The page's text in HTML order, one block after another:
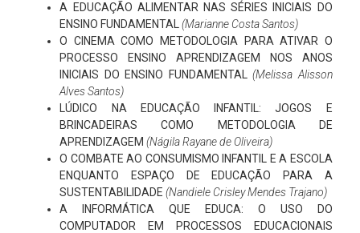
A EDUCAÇÃO ALIMENTAR NAS SÉRIES INICIAIS DO
ENSINO FUNDAMENTAL
(Marianne Costa Santos)
O CINEMA COMO METODOLOGIA PARA ATIVAR O
PROCESSO ENSINO APRENDIZAGEM NOS ANOS
INICIAIS DO ENSINO FUNDAMENTAL
(Melissa Alisson
Alves Santos)
LÚDICO NA EDUCAÇÃO INFANTIL: JOGOS E
BRINCADEIRAS COMO METODOLOGIA DE
APRENDIZAGEM (Nágila Rayane de Oliveira)
O COMBATE AO CONSUMISMO INFANTIL E A ESCOLA
ENQUANTO ESPAÇO DE EDUCAÇÃO PARA A
SUSTENTABILIDADE (Nandiele Crisley Mendes Trajano)
A INFORMÁTICA QUE EDUCA: O USO DO
COMPUTADOR EM PROCESSOS EDUCACIONAIS